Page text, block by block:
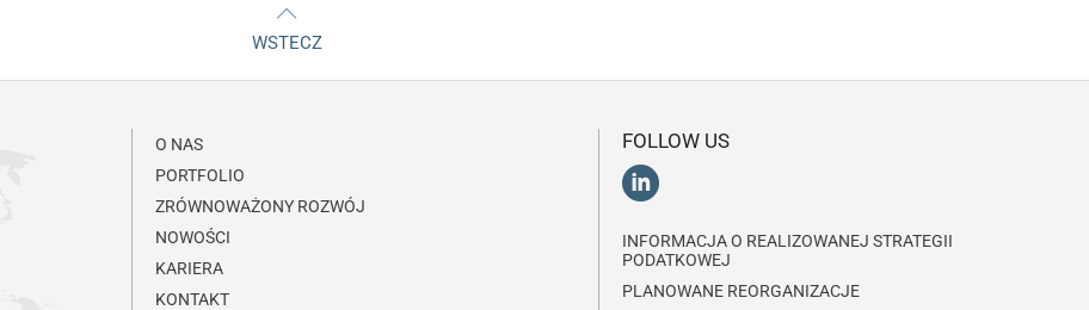
WSTECZ
O NAS
PORTFOLIO
ZRÓWNOWAŻONY ROZWÓJ
NOWOŚCI
KARIERA
KONTAKT
FOLLOW US
INFORMACJA O REALIZOWANEJ STRATEGII
PODATKOWEJ
PLANOWANE REORGANIZACJE